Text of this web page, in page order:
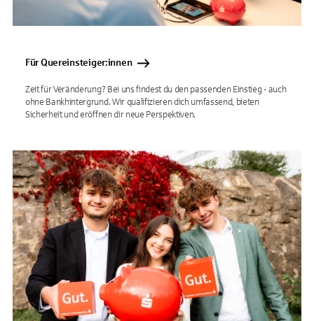
Für Quereinsteiger:innen
Zeit für Veränderung? Bei uns findest du den passenden Einstieg - auch
ohne Bankhintergrund. Wir qualifizieren dich umfassend, bieten
Sicherheit und eröffnen dir neue Perspektiven.